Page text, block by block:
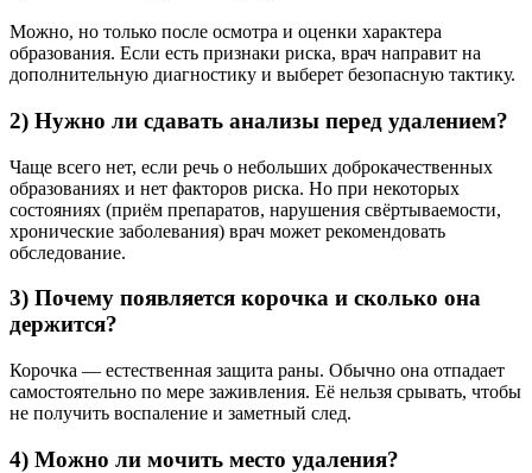
Можно, но только после осмотра и оценки характера
образования. Если есть признаки риска, врач направит на
дополнительную диагностику и выберет безопасную тактику.
2) Нужно ли сдавать анализы перед удалением?
Чаще всего нет, если речь о небольших доброкачественных
образованиях и нет факторов риска. Но при некоторых
состояниях (приём препаратов, нарушения свёртываемости,
хронические заболевания) врач может рекомендовать
обследование.
3) Почему появляется корочка и сколько она
держится?
Корочка — естественная защита раны. Обычно она отпадает
самостоятельно по мере заживления. Её нельзя срывать, чтобы
не получить воспаление и заметный след.
4) Можно ли мочить место удаления?